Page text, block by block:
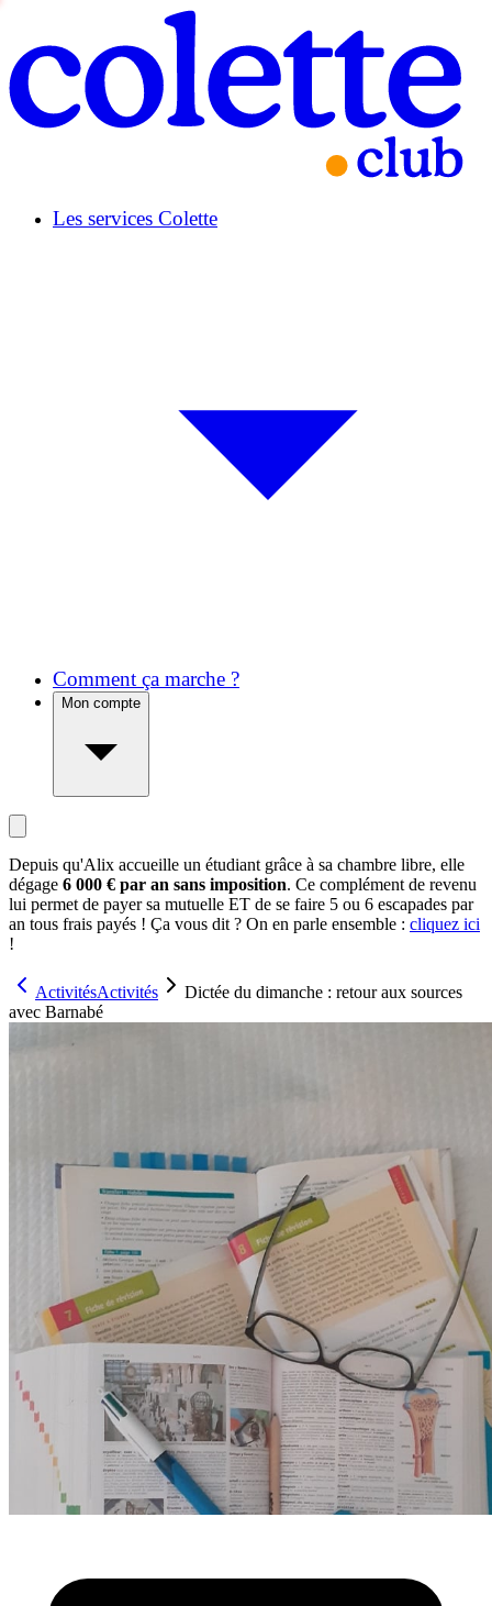
Les services Colette
Comment ça marche ?
Mon compte
Depuis qu'Alix accueille un étudiant grâce à sa chambre libre, elle
dégage 6 000 € par an sans imposition. Ce complément de revenu
lui permet de payer sa mutuelle ET de se faire 5 ou 6 escapades par
an tous frais payés ! Ça vous dit ? On en parle ensemble : cliquez ici
!
ActivitésActivités
Dictée du dimanche : retour aux sources
avec Barnabé